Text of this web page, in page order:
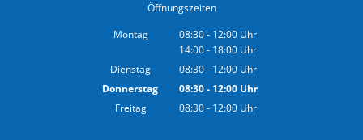
Öffnungszeiten
Montag
08:30- 12:00 Uhr
Von 08:30 bis 12:00 Uhr
14:00- 18:00 Uhr
Von 14:00 bis 18:00 Uhr
Dienstag 08:30- 12:00 Uhr
Von 08:30 bis 12:00 Uhr
Donnerstag 08:30- 12:00Uhr
Von 08:30 bis 12:00 Uhr
Freitag 08:30- 12:00 Uhr